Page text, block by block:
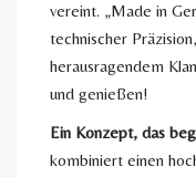
vereint. „Made in
technischer
herausragendem
und genießen!
Ein Konzept, das
kombiniert einen